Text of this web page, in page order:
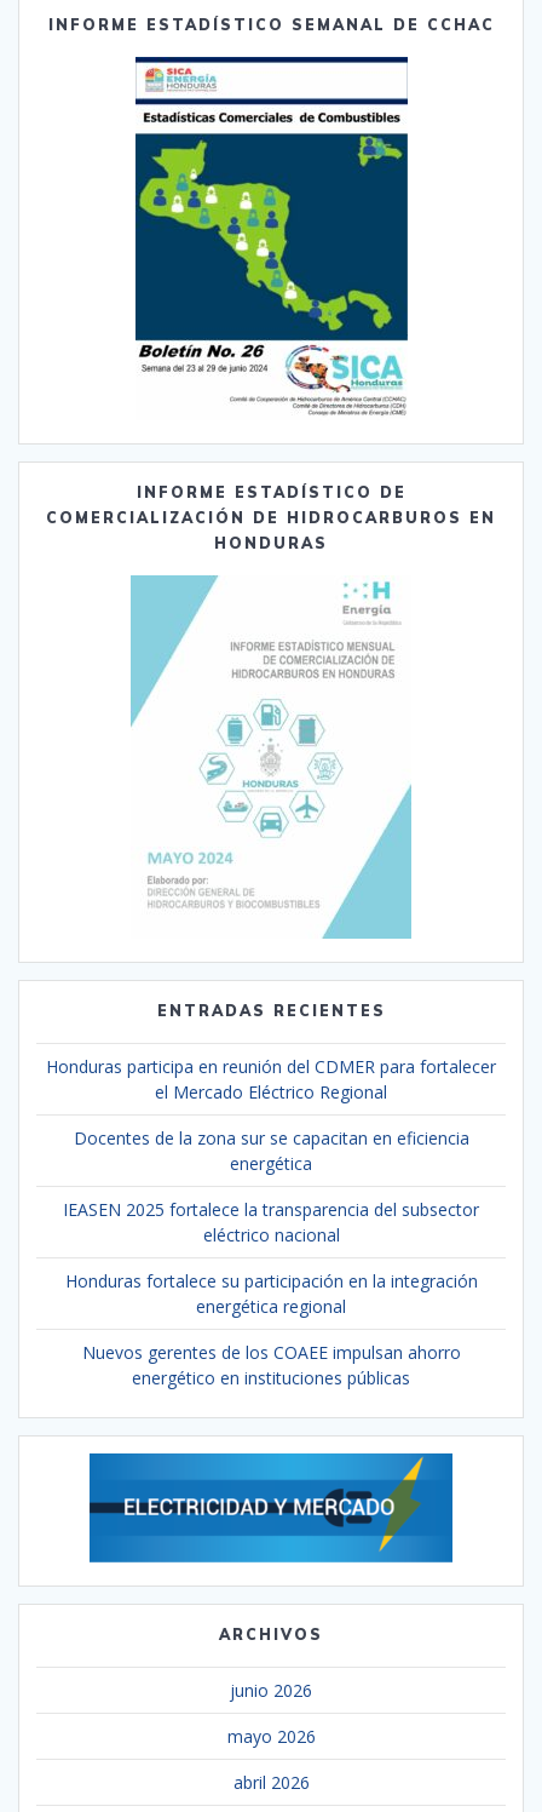
INFORME ESTADÍSTICO SEMANAL DE CCHAC
INFORME ESTADÍSTICO DE
COMERCIALIZACIÓN DE HIDROCARBUROS EN
HONDURAS
ENTRADAS RECIENTES
Honduras participa en reunión del CDMER para fortalecer
el Mercado Eléctrico Regional
Docentes de la zona sur se capacitan en eficiencia
energética
IEASEN 2025 fortalece la transparencia del subsector
eléctrico nacional
Honduras fortalece su participación en la integración
energética regional
Nuevos gerentes de los COAEE impulsan ahorro
energético en instituciones públicas
ARCHIVOS
junio 2026
mayo 2026
abril 2026